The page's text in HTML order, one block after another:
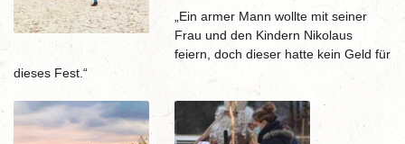
„Ein armer Mann wollte mit seiner
Frau und den Kindern Nikolaus
feiern, doch dieser hatte kein Geld für
dieses Fest.“